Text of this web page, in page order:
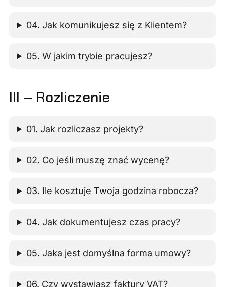
04. Jak komunikujesz się z Klientem?
05. W jakim trybie pracujesz?
III – Rozliczenie
01. Jak rozliczasz projekty?
02. Co jeśli muszę znać wycenę?
03. Ile kosztuje Twoja godzina robocza?
04. Jak dokumentujesz czas pracy?
05. Jaka jest domyślna forma umowy?
06. Czy wystawiasz faktury VAT?